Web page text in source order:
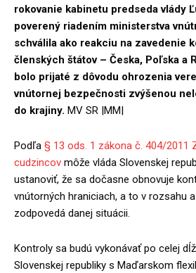
rokovanie kabinetu predseda vlády
poverený riadením ministerstva
schválila ako reakciu na zavedenie
členských štátov – Česka, Poľska a
bolo prijaté z dôvodu ohrozenia
vnútornej bezpečnosti zvýšenou
do krajiny. MV SR |MM|
Podľa § 13 ods. 1 zákona č. 404/2011
cudzincov môže vláda Slovenskej
ustanoviť, že sa dočasne obnovuje
vnútorných hraniciach, a to v rozsahu
zodpovedá danej situácii.
Kontroly sa budú vykonávať po celej
Slovenskej republiky s Maďarskom